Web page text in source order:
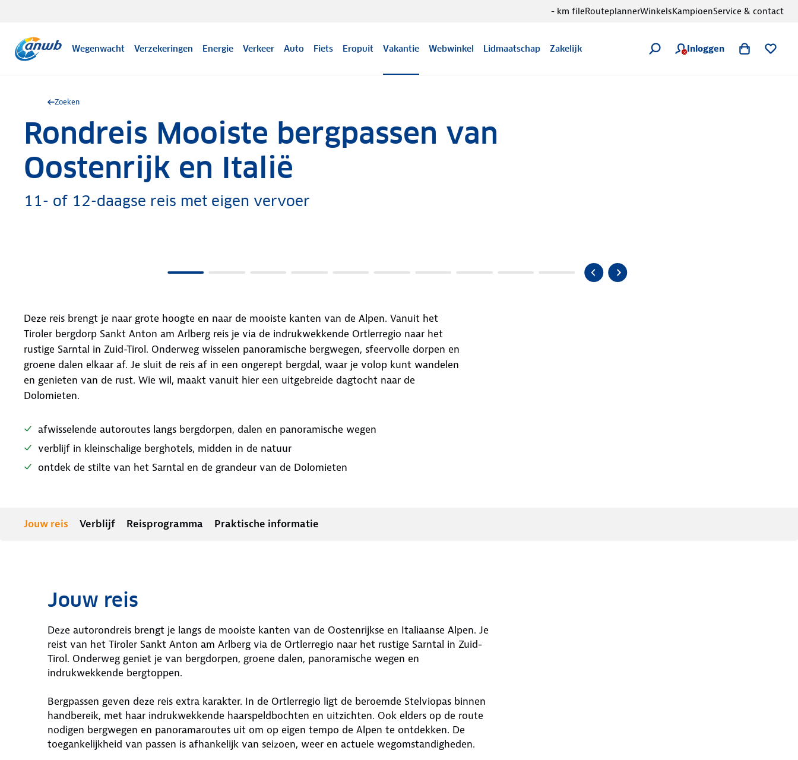
Wegenwacht Verzekeringen Energie Verkeer Auto Fiets Eropuit Vakantie Webwinkel Lidmaatschap Zakelijk Inloggen
- km fileRouteplannerWinkelsKampioenService & contact
Zoeken
Rondreis Mooiste bergpassen van
Oostenrijk en Italië
11- of 12-daagse reis met eigen vervoer
Deze reis brengt je naar grote hoogte en naar de mooiste kanten van de Alpen. Vanuit het
Tiroler bergdorp Sankt Anton am Arlberg reis je via de indrukwekkende Ortlerregio naar het
rustige Sarntal in Zuid-Tirol. Onderweg wisselen panoramische bergwegen, sfeervolle dorpen en
groene dalen elkaar af. Je sluit de reis af in een ongerept bergdal, waar je volop kunt wandelen
en genieten van de rust. Wie wil, maakt vanuit hier een uitgebreide dagtocht naar de
Dolomieten.
afwisselende autoroutes langs bergdorpen, dalen en panoramische wegen
verblijf in kleinschalige berghotels, midden in de natuur
ontdek de stilte van het Sarntal en de grandeur van de Dolomieten
Jouw reis Verblijf Reisprogramma Praktische informatie
Jouw reis
Deze autorondreis brengt je langs de mooiste kanten van de Oostenrijkse en Italiaanse Alpen. Je
reist van het Tiroler Sankt Anton am Arlberg via de Ortlerregio naar het rustige Sarntal in Zuid-
Tirol. Onderweg geniet je van bergdorpen, groene dalen, panoramische wegen en
indrukwekkende bergtoppen.
Bergpassen geven deze reis extra karakter. In de Ortlerregio ligt de beroemde Stelviopas binnen
handbereik, met haar indrukwekkende haarspeldbochten en uitzichten. Ook elders op de route
nodigen bergwegen en panoramaroutes uit om op eigen tempo de Alpen te ontdekken. De
toegankelijkheid van passen is afhankelijk van seizoen, weer en actuele wegomstandigheden.